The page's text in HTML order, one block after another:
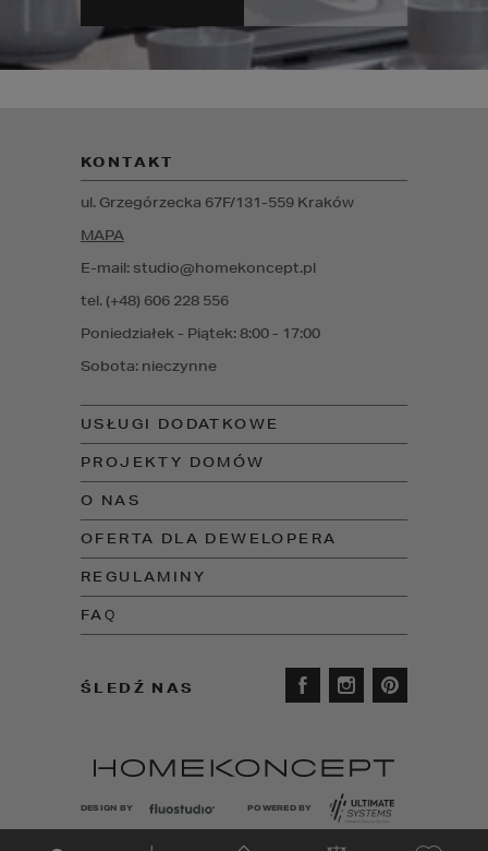
USŁUGI DODATKOWE
PROJEKTY DOMÓW
O NAS
OFERTA DLA DEWELOPERA
REGULAMINY
FAQ
Poniedziałek - Piątek: 8:00 - 17:00
Sobota: nieczynne
KONTAKT
E-mail: studio@homekoncept.pl
tel. (+48) 606 228 556
ul. Grzegórzecka 67F/131-559 Kraków
MAPA
ŚLEDŹ NAS
DESIGN BY POWERED BY